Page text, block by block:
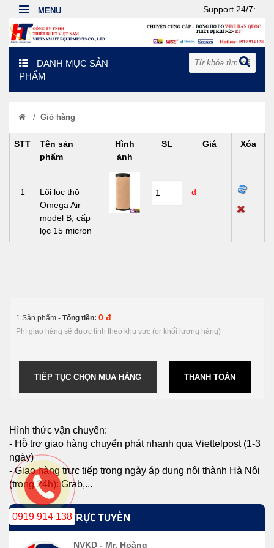
Support 24/7:
DANH MỤC SẢN
PHẨM
/ Giỏ hàng
STT
Tên sản
phẩm
Hình
ảnh
SL Giá Xóa
1
Lõi lọc thô
Omega Air
model B, cấp
lọc 15 micron
đ
1 Sản phẩm - Tổng tiền: 0 đ
Phí giao hàng sẽ được tính theo khu vực (or khối lượng hàng)
THANH TOÁN
TIẾP TỤC CHỌN MUA HÀNG
Hình thức vận chuyển:
- Hỗ trợ giao hàng chuyển phát nhanh qua Viettelpost (1-3
ngày)
- Giao hàng trực tiếp trong ngày áp dụng nội thành Hà Nội
(trong 24h): Grab,...
HỖ TRỢ TRỰC TUYẾN
NVKD - Mr. Hoàng
0919 914 138